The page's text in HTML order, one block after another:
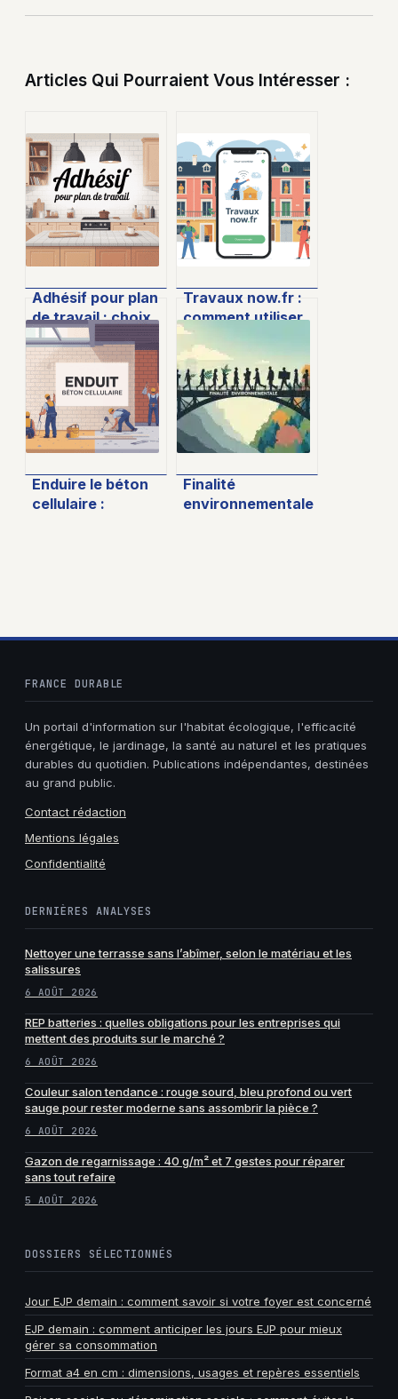
Articles Qui Pourraient Vous Intéresser :
Adhésif pour plan
de travail : choix,
pose et astuces
pour un résultat
durable
Travaux now.fr :
comment utiliser
la plateforme pour
réussir vos
travaux
Enduire le béton
cellulaire :
Finalité
environnementale
FRANCE DURABLE
Un portail d'information sur l'habitat écologique, l'efficacité
énergétique, le jardinage, la santé au naturel et les pratiques
durables du quotidien. Publications indépendantes, destinées
au grand public.
Contact rédaction
Mentions légales
Confidentialité
DERNIÈRES ANALYSES
Nettoyer une terrasse sans l’abîmer, selon le matériau et les
salissures
6 AOÛT 2026
REP batteries : quelles obligations pour les entreprises qui
mettent des produits sur le marché ?
6 AOÛT 2026
Couleur salon tendance : rouge sourd, bleu profond ou vert
sauge pour rester moderne sans assombrir la pièce ?
6 AOÛT 2026
Gazon de regarnissage : 40 g/m² et 7 gestes pour réparer
sans tout refaire
5 AOÛT 2026
DOSSIERS SÉLECTIONNÉS
Jour EJP demain : comment savoir si votre foyer est concerné
EJP demain : comment anticiper les jours EJP pour mieux
gérer sa consommation
Format a4 en cm : dimensions, usages et repères essentiels